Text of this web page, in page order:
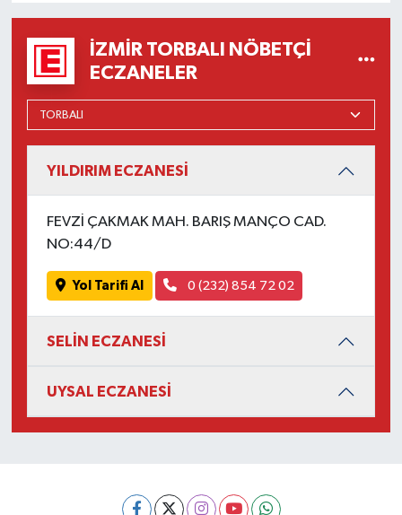
İZMIR TORBALI NÖBETÇI
ECZANELER
YILDIRIM ECZANESİ
FEVZİ ÇAKMAK MAH. BARIŞ MANÇO CAD.
NO:44/D
Yol Tarifi Al 0 (232) 854 72 02
SELİN ECZANESİ
UYSAL ECZANESİ